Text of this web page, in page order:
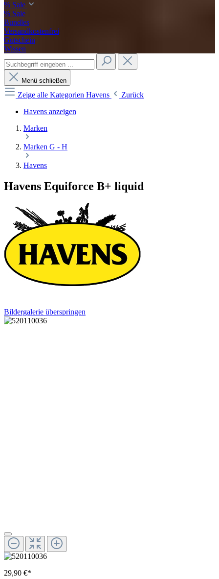
% Sale
% Sale
Bundles
Versandkostenfrei
Gutschein
Wissen
Menü schließen
Zeige alle Kategorien Havens
Zurück
Havens anzeigen
Marken
Marken G - H
Havens
Havens Equiforce B+ liquid
Bildergalerie überspringen
29,90 €*